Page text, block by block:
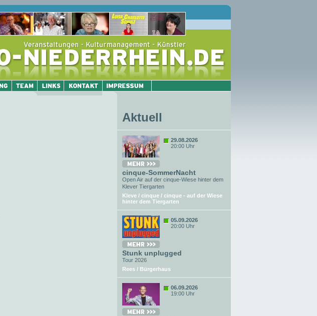
Aktuell
29.08.2026
20:00 Uhr
cinque-SommerNacht
Open Air auf der cinque-Wiese hinter dem
Klever Tiergarten
Kleve / cinque / cinque - auf der Wiese
hinter dem Tiergarten
05.09.2026
20:00 Uhr
Stunk unplugged
Tour 2026
Rees / Bürgerhaus
06.09.2026
19:00 Uhr